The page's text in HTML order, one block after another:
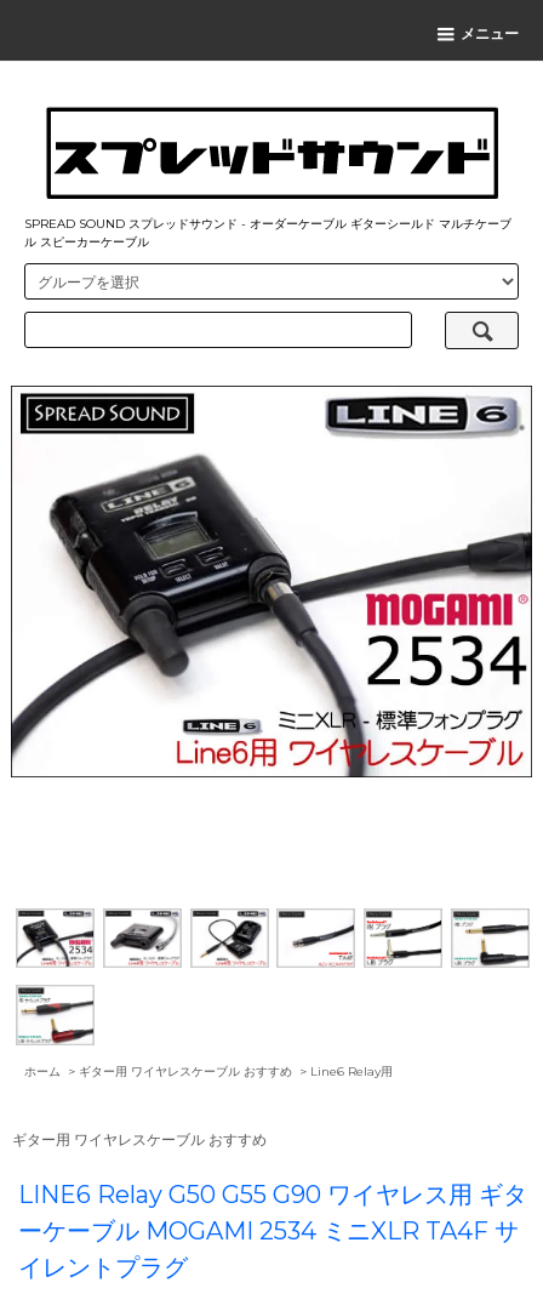
メニュー
SPREAD SOUND スプレッドサウンド - オーダーケーブル ギターシールド マルチケーブ
ル スピーカーケーブル
ホーム > ギター用 ワイヤレスケーブル おすすめ > Line6 Relay用
ギター用 ワイヤレスケーブル おすすめ
LINE6 Relay G50 G55 G90 ワイヤレス用 ギタ
ーケーブル MOGAMI 2534 ミニXLR TA4F サ
イレントプラグ